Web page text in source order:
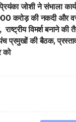
जोशी ने संभाला
करोड़ की नकदी और
विमर्श बनाने की
प्रमुखों की बैठक,
को